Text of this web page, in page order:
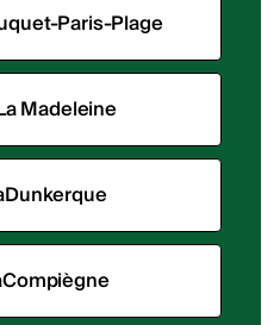
Paris-Plage
Madeleine
Dunkerque
Compiègne